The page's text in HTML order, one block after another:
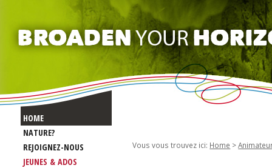
HOME
NATURE?
REJOIGNEZ-NOUS
JEUNES & ADOS
Vous vous trouvez ici: Home >